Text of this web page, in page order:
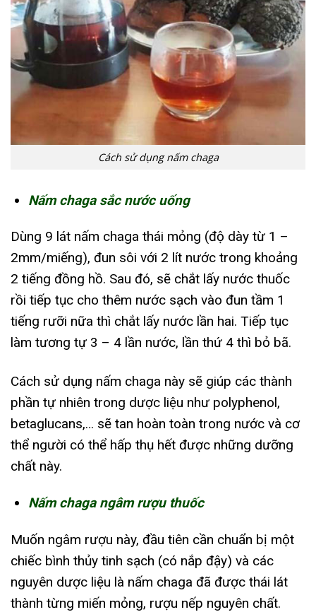
Cách sử dụng nấm chaga
Nấm chaga sắc nước uống
Dùng 9 lát nấm chaga thái mỏng (độ dày từ 1 –
2mm/miếng), đun sôi với 2 lít nước trong khoảng
2 tiếng đồng hồ. Sau đó, sẽ chắt lấy nước thuốc
rồi tiếp tục cho thêm nước sạch vào đun tầm 1
tiếng rưỡi nữa thì chắt lấy nước lần hai. Tiếp tục
làm tương tự 3 – 4 lần nước, lần thứ 4 thì bỏ bã.
Cách sử dụng nấm chaga này sẽ giúp các thành
phần tự nhiên trong dược liệu như polyphenol,
betaglucans,… sẽ tan hoàn toàn trong nước và cơ
thể người có thể hấp thụ hết được những dưỡng
chất này.
Nấm chaga ngâm rượu thuốc
Muốn ngâm rượu này, đầu tiên cần chuẩn bị một
chiếc bình thủy tinh sạch (có nắp đậy) và các
nguyên dược liệu là nấm chaga đã được thái lát
thành từng miến mỏng, rượu nếp nguyên chất.